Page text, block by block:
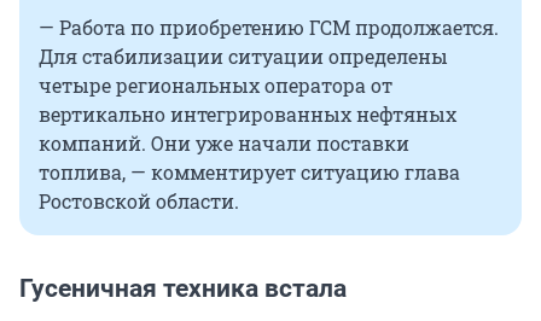
— Работа по приобретению ГСМ продолжается.
Для стабилизации ситуации определены
четыре региональных оператора от
вертикально интегрированных нефтяных
компаний. Они уже начали поставки
топлива, — комментирует ситуацию глава
Ростовской области.
Гусеничная техника встала